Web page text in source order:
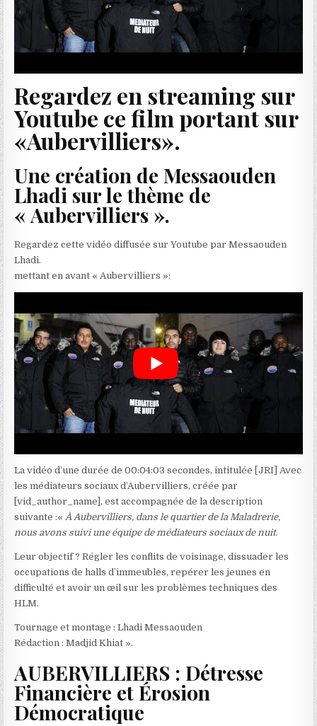
Regardez en streaming sur
Youtube ce film portant sur
«Aubervilliers».
Une création de Messaouden
Lhadi sur le thème de
« Aubervilliers ».
Regardez cette vidéo diffusée sur Youtube par Messaouden
Lhadi.
mettant en avant « Aubervilliers »:
La vidéo d’une durée de 00:04:03 secondes, intitulée [JRI] Avec
les médiateurs sociaux d’Aubervilliers, créée par
[vid_author_name], est accompagnée de la description
suivante :« À Aubervilliers, dans le quartier de la Maladrerie,
nous avons suivi une équipe de médiateurs sociaux de nuit.
Leur objectif ? Régler les conflits de voisinage, dissuader les
occupations de halls d’immeubles, repérer les jeunes en
difficulté et avoir un œil sur les problèmes techniques des
HLM.
Tournage et montage : Lhadi Messaouden
Rédaction : Madjid Khiat ».
AUBERVILLIERS : Détresse
Financière et Érosion
Démocratique